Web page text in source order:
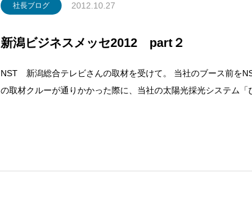
社長ブログ 2012.10.27
新潟ビジネスメッセ2012 part２
NST 新潟総合テレビさんの取材を受けて。 当社のブース前を
の取材クルーが通りかかった際に、当社の太陽光採光システム「